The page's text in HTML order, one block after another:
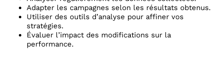
Adapter les campagnes selon les résultats obtenus.
Utiliser des outils d’analyse pour affiner vos
stratégies.
Évaluer l’impact des modifications sur la
performance.